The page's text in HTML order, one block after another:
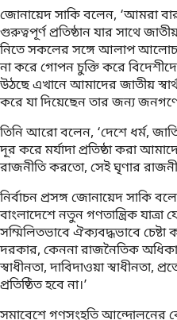
জোনায়েদ সাকি বলেন, ‘আমরা
গুরুত্বপূর্ণ প্রতিষ্ঠান যার সাথে
নিতে সকলের সঙ্গে আলাপ
না করে গোপন চুক্তি করে
উঠছে এখানে আমাদের জাতীয়
করে যা দিয়েছেন তার জন্য
তিনি আরো বলেন, ‘দেশে ধর্ম,
দূর করে মর্যাদা প্রতিষ্ঠা করা
রাজনীতি করতো, সেই ঘৃণার
নির্বাচন প্রসঙ্গ জোনায়েদ সাকি
বাংলাদেশে নতুন গণতান্ত্রিক
সম্মিলিতভাবে ঐক্যবদ্ধভাবে
দরকার, কেননা রাজনৈতিক
স্বাধীনতা, দাবিদাওয়া স্বাধীনতা,
প্রতিষ্ঠিত হবে না।’
সমাবেশে গণসংহতি আন্দোলনের